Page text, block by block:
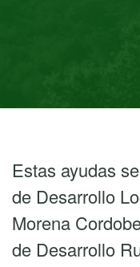
Estas ayudas
de Desarrollo
Morena
de Desarrollo